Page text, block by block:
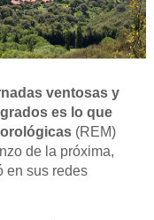
ventosas y
es lo que
(REM)
de la próxima,
en sus redes